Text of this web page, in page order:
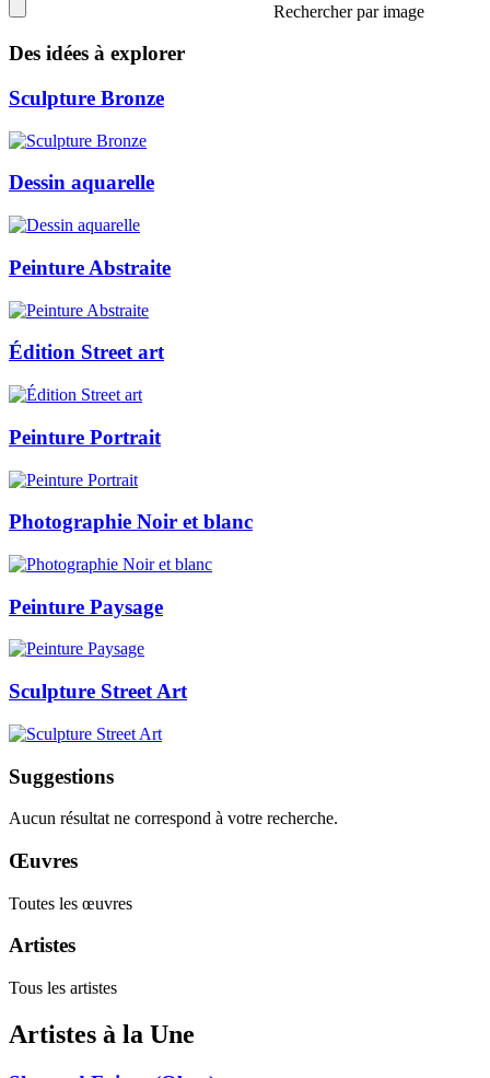
Rechercher par image
Des idées à explorer
Sculpture Bronze
Dessin aquarelle
Peinture Abstraite
Édition Street art
Peinture Portrait
Photographie Noir et blanc
Peinture Paysage
Sculpture Street Art
Suggestions
Aucun résultat ne correspond à votre recherche.
Œuvres
Toutes les œuvres
Artistes
Tous les artistes
Artistes à la Une